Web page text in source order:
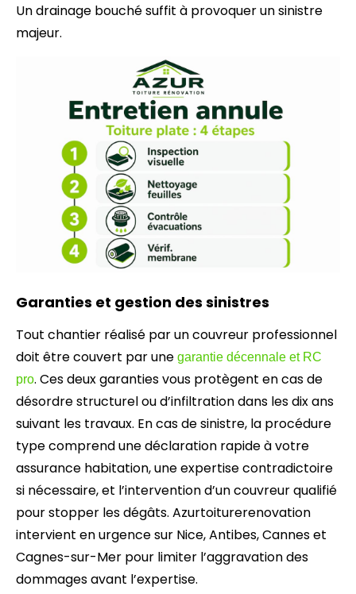
Un drainage bouché suffit à provoquer un sinistre
majeur.
Garanties et gestion des sinistres
Tout chantier réalisé par un couvreur professionnel
doit être couvert par une garantie décennale et RC
pro. Ces deux garanties vous protègent en cas de
désordre structurel ou d’infiltration dans les dix ans
suivant les travaux. En cas de sinistre, la procédure
type comprend une déclaration rapide à votre
assurance habitation, une expertise contradictoire
si nécessaire, et l’intervention d’un couvreur qualifié
pour stopper les dégâts. Azurtoiturerenovation
intervient en urgence sur Nice, Antibes, Cannes et
Cagnes-sur-Mer pour limiter l’aggravation des
dommages avant l’expertise.